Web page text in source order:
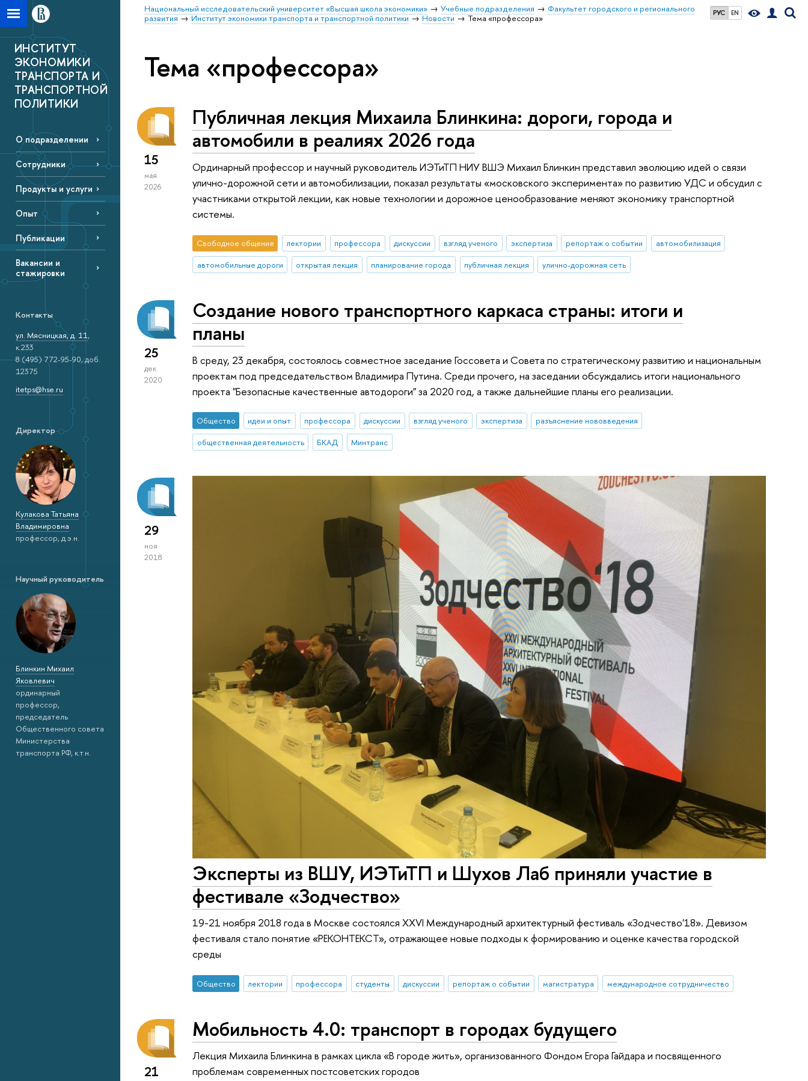
РУС EN
Национальный исследовательский университет «Высшая школа экономики» Учебные подразделения
Факультет городского и регионального
развития
Институт экономики транспорта и транспортной политики Новости Тема «профессора»
ИНСТИТУТ
ЭКОНОМИКИ
ТРАНСПОРТА И
ТРАНСПОРТНОЙ
ПОЛИТИКИ
О подразделении
Сотрудники
Продукты и услуги
Опыт
Публикации
Вакансии и
стажировки
Контакты
ул. Мясницкая, д. 11,
к.233
8 (495) 772-95-90, доб.
12375
itetps@hse.ru
Директор
Кулакова Татьяна
Владимировна
профессор, д.э.н.
Научный руководитель
Блинкин Михаил
Яковлевич
ординарный
профессор,
председатель
Общественного совета
Министерства
транспорта РФ, к.т.н.
Тема «профессора»
15
мая
2026
Публичная лекция Михаила Блинкина: дороги, города и
автомобили в реалиях 2026 года
Ординарный профессор и научный руководитель ИЭТиТП НИУ ВШЭ Михаил Блинкин представил эволюцию идей о связи
улично-дорожной сети и автомобилизации, показал результаты «московского эксперимента» по развитию УДС и обсудил с
участниками открытой лекции, как новые технологии и дорожное ценообразование меняют экономику транспортной
системы.
Свободное общение лектории профессора дискуссии взгляд ученого экспертиза репортаж о событии
автомобилизация
автомобильные дороги
открытая лекция планирование города публичная лекция улично-дорожная сеть
25
дек
2020
Создание нового транспортного каркаса страны: итоги и
планы
В среду, 23 декабря, состоялось совместное заседание Госсовета и Совета по стратегическому развитию и национальным
проектам под председательством Владимира Путина. Среди прочего, на заседании обсуждались итоги национального
проекта "Безопасные качественные автодороги" за 2020 год, а также дальнейшие планы его реализации.
Общество идеи и опыт профессора дискуссии взгляд ученого экспертиза
разъяснение нововведения
общественная деятельность
БКАД Минтранс
29
ноя
2018
Эксперты из ВШУ, ИЭТиТП и Шухов Лаб приняли участие в
фестивале «Зодчество»
19-21 ноября 2018 года в Москве состоялся XXVI Международный архитектурный фестиваль «Зодчество'18». Девизом
фестиваля стало понятие «РЕКОНТЕКСТ», отражающее новые подходы к формированию и оценке качества городской
среды
Общество лектории профессора студенты дискуссии репортаж о событии магистратура международное сотрудничество
21
Мобильность 4.0: транспорт в городах будущего
Лекция Михаила Блинкина в рамках цикла «В городе жить», организованного Фондом Егора Гайдара и посвященного
проблемам современных постсоветских городов